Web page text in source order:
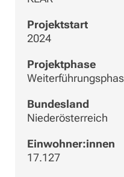
Projektstart
2024
Projektphase
Bundesland
Niederösterreich
Einwohner:innen
17.127